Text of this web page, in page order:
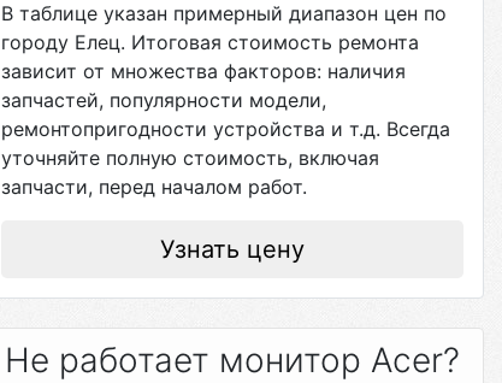
В таблице указан примерный диапазон цен по
городу Елец. Итоговая стоимость ремонта
зависит от множества факторов: наличия
запчастей, популярности модели,
ремонтопригодности устройства и т.д. Всегда
уточняйте полную стоимость, включая
запчасти, перед началом работ.
Узнать цену
Не работает монитор Acer?